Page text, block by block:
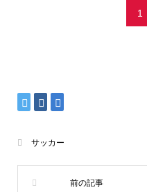
1
サッカー